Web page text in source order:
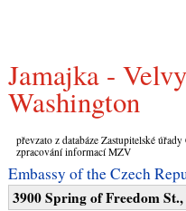
Jamajka - Velvyslanectví
Washington
převzato z databáze Zastupitelské
zpracování informací MZV
Embassy of the Czech
3900 Spring of Freedom